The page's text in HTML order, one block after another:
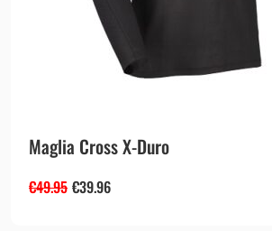
Maglia Cross X-Duro
€49.95 €39.96